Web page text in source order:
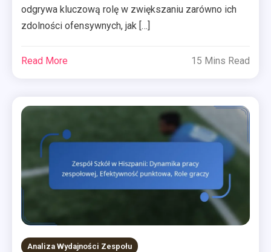
odgrywa kluczową rolę w zwiększaniu zarówno ich
zdolności ofensywnych, jak […]
Read More 15 Mins Read
Analiza Wydajności Zespołu